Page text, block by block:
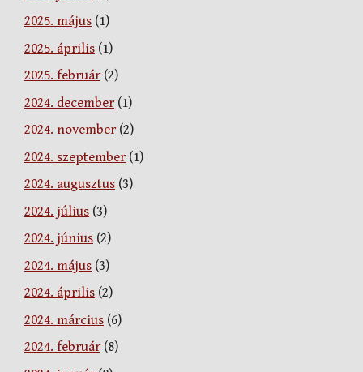
2025. május (1)
2025. április (1)
2025. február(2)
2024. december(1)
2024. november(2)
2024. szeptember(1)
2024. augusztus (3)
2024. július (3)
2024. június (2)
2024. május (3)
2024. április (2)
2024. március (6)
2024. február(8)